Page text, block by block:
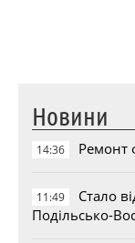
Новини
14:36 Ремонт
11:49
Стало
Подільсько-